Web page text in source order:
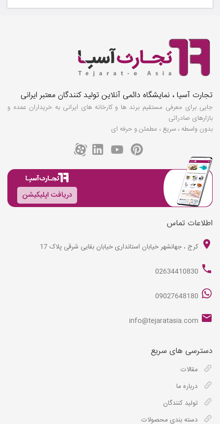
تجارت آسیا ، نمایشگاه دائمی آنلاین تولید کنندگان معتبر ایرانی
جایی برای معرفی مستقیم برند ها و کارخانه های ایرانی به خریداران عمده و
بازارهای صادراتی
بدون واسطه ، سریع ، مطمئن و حرفه ای
دریافت اپلیکیشن
اطلاعات تماس
کرج ، جهانشهر خیابان استانداری خیابان بقایی شرقی پلاک 17
02634410830
09027648180
info@tejaratasia.com
دسترسی های سریع
مقالات
درباره ما
تولید کنندگان
دسته بندی محصولات